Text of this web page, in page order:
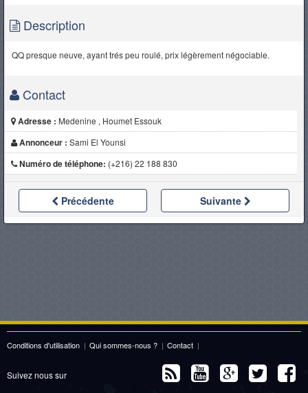
Description
QQ presque neuve, ayant trés peu roulé, prix légèrement négociable.
Contact
Adresse : Medenine , Houmet Essouk
Annonceur : Sami El Younsi
Numéro de téléphone: (+216) 22 188 830
Précédente Suivante
Conditions d'utilisation | Qui sommes-nous ? | Contact |
Suivez nous sur